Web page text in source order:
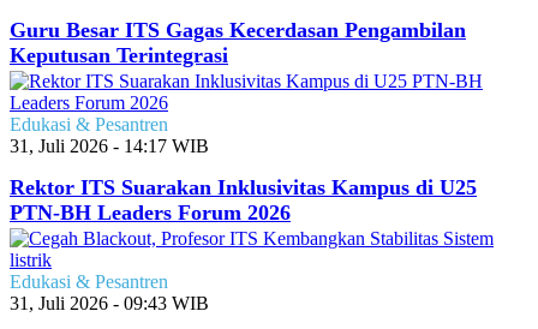
Guru Besar ITS Gagas Kecerdasan Pengambilan
Keputusan Terintegrasi
Edukasi & Pesantren
31, Juli 2026 - 14:17 WIB
Rektor ITS Suarakan Inklusivitas Kampus di U25
PTN-BH Leaders Forum 2026
Edukasi & Pesantren
31, Juli 2026 - 09:43 WIB